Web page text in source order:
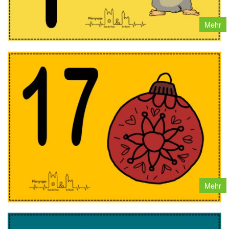
Mehr
Mehr